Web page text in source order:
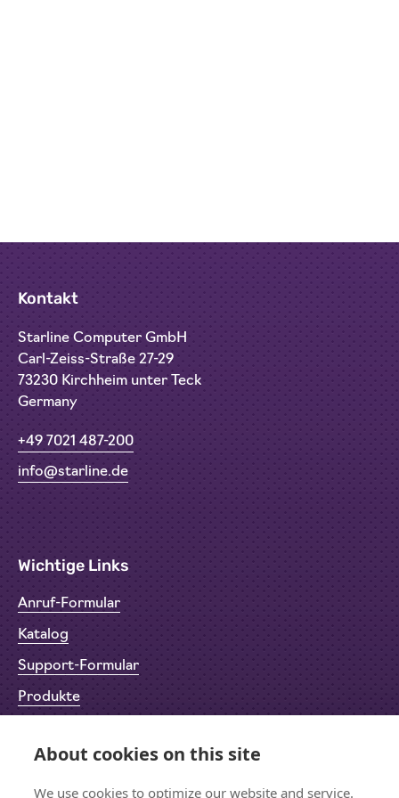
Kontakt
Starline Computer GmbH
Carl-Zeiss-Straße 27-29
73230 Kirchheim unter Teck
Germany
+49 7021 487-200
info@starline.de
Wichtige Links
Anruf-Formular
Katalog
Support-Formular
Produkte
Datenschutz
Impressum
About cookies on this site
We use cookies to optimize our website and service.